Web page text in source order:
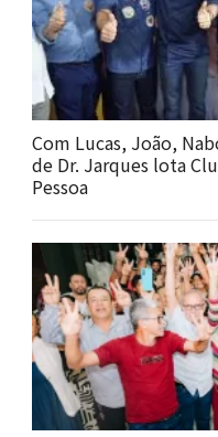
Com Lucas, João,
de Dr. Jarques lota
Pessoa